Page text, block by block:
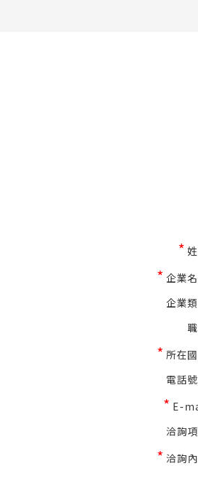
*
* 企業
企業
* 所在
電話
* E-
洽詢
* 洽詢